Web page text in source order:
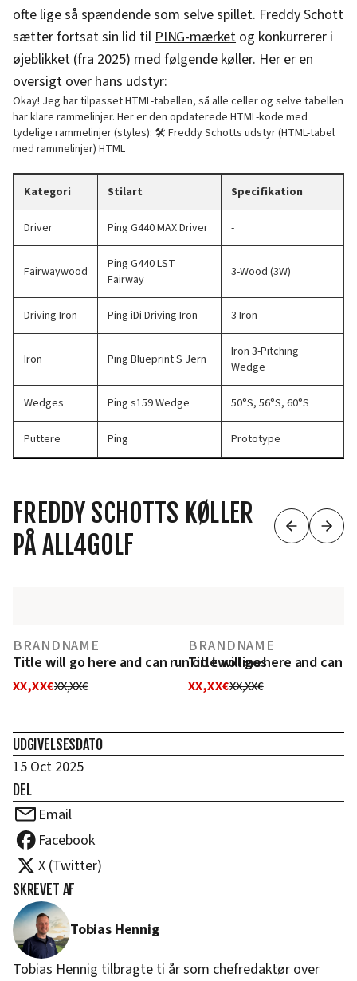
ofte lige så spændende som selve spillet. Freddy Schott
sætter fortsat sin lid tilPING-mærket og konkurrerer i
øjeblikket (fra 2025) med følgende køller. Her er en
oversigt over hans udstyr:
Okay! Jeg har tilpasset HTML-tabellen, så alle celler og selve tabellen
har klare rammelinjer. Her er den opdaterede HTML-kode med
tydelige rammelinjer (styles): 🛠️ Freddy Schotts udstyr (HTML-tabel
med rammelinjer) HTML
Kategori Stilart Specifikation
Driver Ping G440 MAX Driver -
Fairwaywood
Ping G440 LST
Fairway
3-Wood (3W)
Driving Iron Ping iDi Driving Iron 3 Iron
Iron Ping Blueprint S Jern
Iron 3-Pitching
Wedge
Wedges Ping s159 Wedge 50°S, 56°S, 60°S
Puttere Ping Prototype
FREDDY SCHOTTS KØLLER
PÅ ALL4GOLF
BRANDNAME
Title will go here and can run on two lines
XX,XX€XX,XX€
BRANDNAME
Title will go here and can
XX,XX€XX,XX€
UDGIVELSESDATO
15 Oct 2025
DEL
Email
Facebook
X (Twitter)
SKREVET AF
Tobias Hennig
Tobias Hennig tilbragte ti år som chefredaktør over